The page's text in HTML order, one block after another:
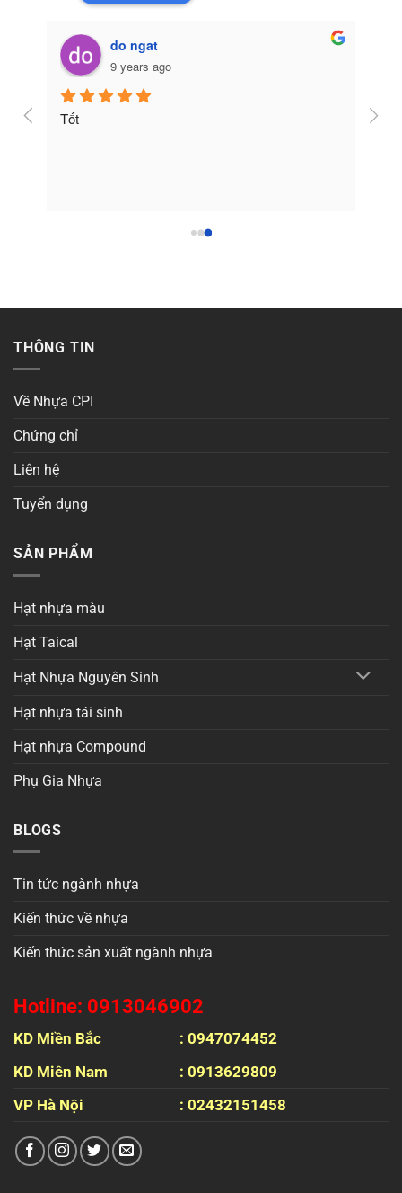
do ngat
9 years ago
Tốt
THÔNG TIN
Về Nhựa CPI
Chứng chỉ
Liên hệ
Tuyển dụng
SẢN PHẨM
Hạt nhựa màu
Hạt Taical
Hạt Nhựa Nguyên Sinh
Hạt nhựa tái sinh
Hạt nhựa Compound
Phụ Gia Nhựa
BLOGS
Tin tức ngành nhựa
Kiến thức về nhựa
Kiến thức sản xuất ngành nhựa
Hotline: 0913046902
KD Miền Bắc
: 0947074452
KD Miên Nam
: 0913629809
VP Hà Nội
: 02432151458